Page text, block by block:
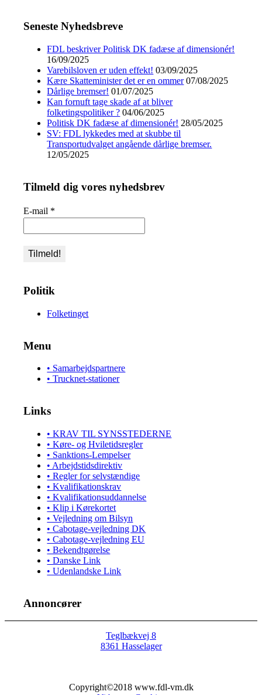
Seneste Nyhedsbreve
FDL beskriver Politisk DK fadæse af dimensionér!
16/09/2025
Varebilsloven er uden effekt! 03/09/2025
Kære Skatteminister det er en ommer 07/08/2025
Dårlige bremser! 01/07/2025
Kan fornuft tage skade af at bliver
folketingspolitiker ? 04/06/2025
Politisk DK fadæse af dimensionér! 28/05/2025
SV: FDL lykkedes med at skubbe til
Transportudvalget angående dårlige bremser.
12/05/2025
Tilmeld dig vores nyhedsbrev
E-mail *
Politik
Folketinget
Menu
• Samarbejdspartnere
• Trucknet-stationer
Links
• KRAV TIL SYNSSTEDERNE
• Køre- og Hviletidsregler
• Sanktions-Lempelser
• Arbejdstidsdirektiv
• Regler for selvstændige
• Kvalifikationskrav
• Kvalifikationsuddannelse
• Klip i Kørekortet
• Vejledning om Bilsyn
• Cabotage-vejledning DK
• Cabotage-vejledning EU
• Bekendtgørelse
• Danske Link
• Udenlandske Link
Annoncører
Teglbækvej 8
8361 Hasselager
Copyright©2018 www.fdl-vm.dk